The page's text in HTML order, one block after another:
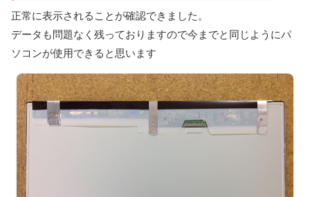
正常に表示されることが確認できました。
データも問題なく残っておりますので今までと同じようにパ
ソコンが使用できると思います